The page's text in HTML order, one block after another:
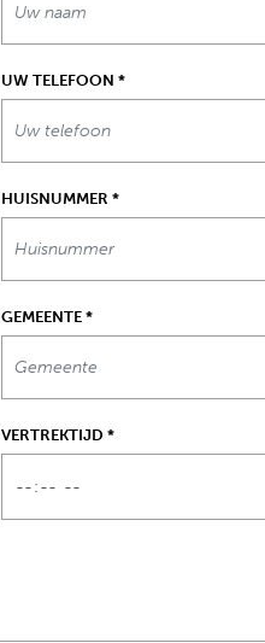
UW TELEFOON *
HUISNUMMER *
GEMEENTE *
VERTREKTIJD *